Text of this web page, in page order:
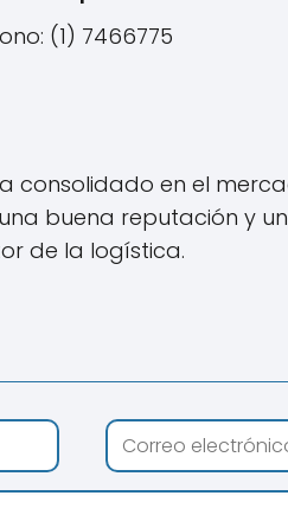
(1) 7466775
ha consolidado en el
buena reputación y
de la logística.